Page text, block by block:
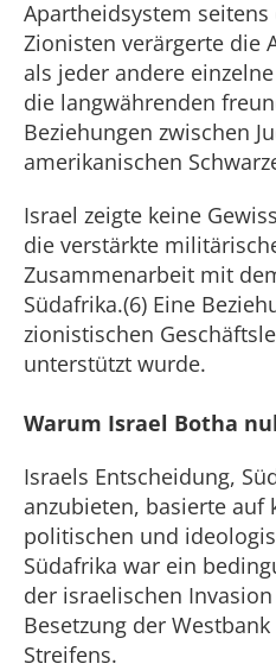
Apartheidsystem
Zionisten verärgerte die
als jeder andere
die langwährenden
Beziehungen zwischen
amerikanischen
Israel zeigte keine
die verstärkte
Zusammenarbeit mit
Südafrika.(6) Eine
zionistischen
unterstützt wurde.
Warum Israel Botha
Israels Entscheidung,
anzubieten, basierte auf
politischen und
Südafrika war ein
der israelischen
Besetzung der
Streifens.